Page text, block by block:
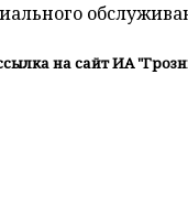
на сайт ИА